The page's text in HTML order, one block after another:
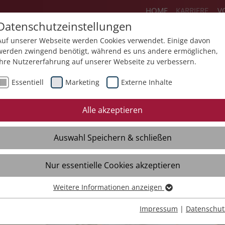
HOME KARRIERE
Flexteam Jobs Ausbildung
Initiativbewerbung Quereinstieg
Freie Stellen
Initiativbewerbung
Kontakt
Interviews
unserer Webseite werden Cookies verwendet. Einige davon
zwingend benötigt, während es uns andere ermöglichen,
Nutzererfahrung auf unserer Webseite zu verbessern.
Essentiell Marketing Externe Inhalte
Alle akzeptieren
Auswahl Speichern & schließen
Nur essentielle Cookies akzeptieren
Essentielle Cookies werden für grundlegende Funktionen der
Weitere Informationen anzeigen
Impressum |